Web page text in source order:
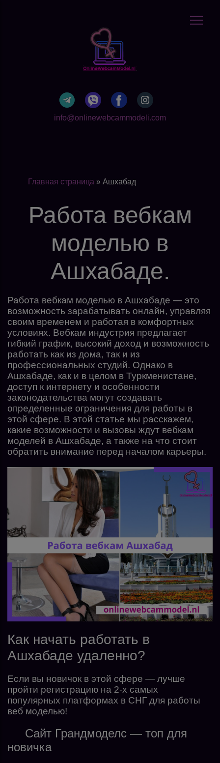
info@onlinewebcammodeli.com
Главная страница » Ашхабад
Работа вебкам
моделью в
Ашхабаде.
Работа вебкам моделью в Ашхабаде — это
возможность зарабатывать онлайн, управляя
своим временем и работая в комфортных
условиях. Вебкам индустрия предлагает
гибкий график, высокий доход и возможность
работать как из дома, так и из
профессиональных студий. Однако в
Ашхабаде, как и в целом в Туркменистане,
доступ к интернету и особенности
законодательства могут создавать
определенные ограничения для работы в
этой сфере. В этой статье мы расскажем,
какие возможности и вызовы ждут вебкам
моделей в Ашхабаде, а также на что стоит
обратить внимание перед началом карьеры.
Как начать работать в
Ашхабаде удаленно?
Если вы новичок в этой сфере — лучше
пройти регистрацию на 2-х самых
популярных платформах в СНГ для работы
веб моделью!
Сайт Грандмоделс — топ для
новичка